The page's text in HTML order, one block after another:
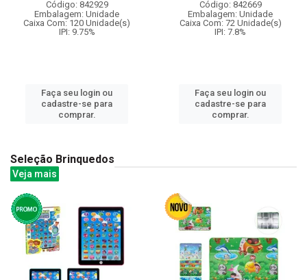
Código: 842929
Embalagem: Unidade
Caixa Com: 120 Unidade(s)
IPI: 9.75%
Faça seu login ou
cadastre-se para
comprar.
Código: 842669
Embalagem: Unidade
Caixa Com: 72 Unidade(s)
IPI: 7.8%
Faça seu login ou
cadastre-se para
comprar.
Seleção Brinquedos
Veja mais